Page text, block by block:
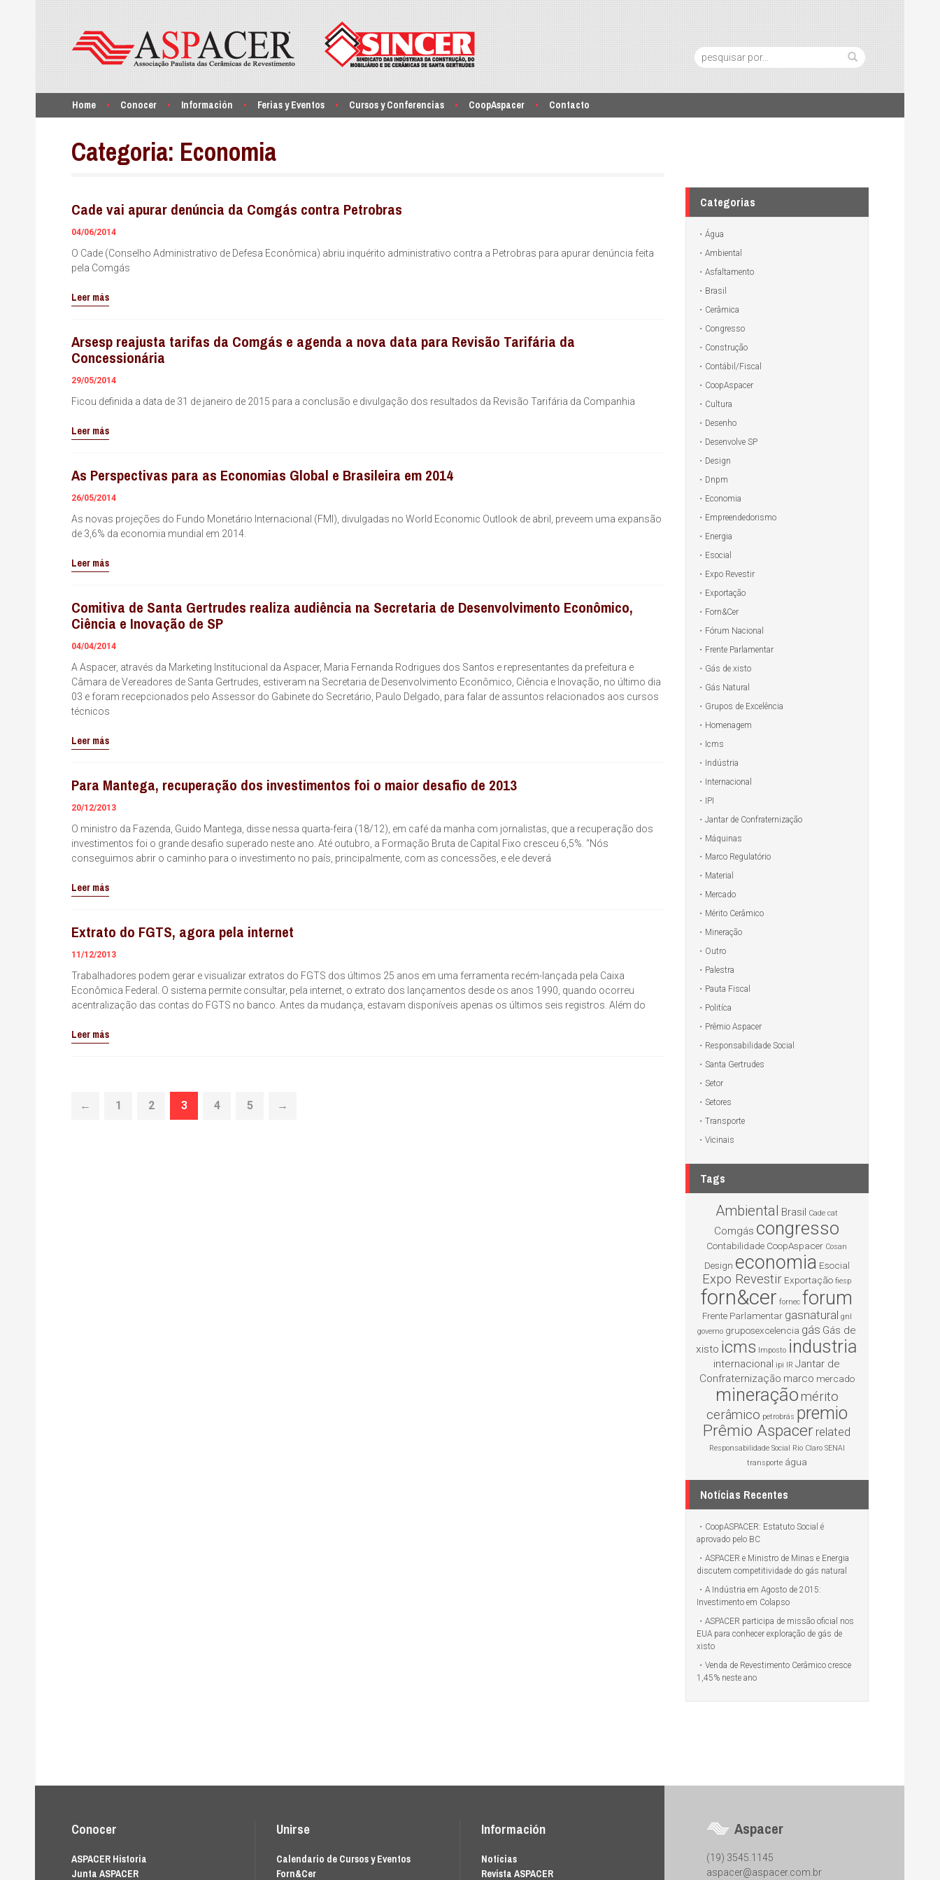
Home Conocer Información Ferias y Eventos Cursos y Conferencias CoopAspacer Contacto
Pesquisa:
Categoria: Economia
Cade vai apurar denúncia da Comgás contra Petrobras
04/06/2014
O Cade (Conselho Administrativo de Defesa Econômica) abriu inquérito administrativo contra a Petrobras para apurar denúncia feita
pela Comgás
Leer más
Arsesp reajusta tarifas da Comgás e agenda a nova data para Revisão Tarifária da
Concessionária
29/05/2014
Ficou definida a data de 31 de janeiro de 2015 para a conclusão e divulgação dos resultados da Revisão Tarifária da Companhia
Leer más
As Perspectivas para as Economias Global e Brasileira em 2014
26/05/2014
As novas projeções do Fundo Monetário Internacional (FMI), divulgadas no World Economic Outlook de abril, preveem uma expansão
de 3,6% da economia mundial em 2014.
Leer más
Comitiva de Santa Gertrudes realiza audiência na Secretaria de Desenvolvimento Econômico,
Ciência e Inovação de SP
04/04/2014
A Aspacer, através da Marketing Institucional da Aspacer, Maria Fernanda Rodrigues dos Santos e representantes da prefeitura e
Câmara de Vereadores de Santa Gertrudes, estiveram na Secretaria de Desenvolvimento Econômico, Ciência e Inovação, no último dia
03 e foram recepcionados pelo Assessor do Gabinete do Secretário, Paulo Delgado, para falar de assuntos relacionados aos cursos
técnicos
Leer más
Para Mantega, recuperação dos investimentos foi o maior desafio de 2013
20/12/2013
O ministro da Fazenda, Guido Mantega, disse nessa quarta-feira (18/12), em café da manha com jornalistas, que a recuperação dos
investimentos foi o grande desafio superado neste ano. Até outubro, a Formação Bruta de Capital Fixo cresceu 6,5%. “Nós
conseguimos abrir o caminho para o investimento no país, principalmente, com as concessões, e ele deverá
Leer más
Extrato do FGTS, agora pela internet
11/12/2013
Trabalhadores podem gerar e visualizar extratos do FGTS dos últimos 25 anos em uma ferramenta recém-lançada pela Caixa
Econômica Federal. O sistema permite consultar, pela internet, o extrato dos lançamentos desde os anos 1990, quando ocorreu
acentralização das contas do FGTS no banco. Antes da mudança, estavam disponíveis apenas os últimos seis registros. Além do
Leer más
← 1 2 3 4 5 →
Categorias
Água
Ambiental
Asfaltamento
Brasil
Cerâmica
Congresso
Construção
Contábil/Fiscal
CoopAspacer
Cultura
Desenho
Desenvolve SP
Design
Dnpm
Economia
Empreendedorismo
Energia
Esocial
Expo Revestir
Exportação
Forn&Cer
Fórum Nacional
Frente Parlamentar
Gás de xisto
Gás Natural
Grupos de Excelência
Homenagem
Icms
Indústria
Internacional
IPI
Jantar de Confraternização
Máquinas
Marco Regulatório
Material
Mercado
Mérito Cerâmico
Mineração
Outro
Palestra
Pauta Fiscal
Politíca
Prêmio Aspacer
Responsabilidade Social
Santa Gertrudes
Setor
Setores
Transporte
Vicinais
Tags
Ambiental Brasil Cade cat
Comgás congresso
Contabilidade CoopAspacer Cosan
Design economia Esocial
Expo Revestir Exportação fiesp
forn&cer fornec forum
Frente Parlamentar gasnatural gnl
governo gruposexcelencia gás Gás de
xisto icms Imposto industria
internacional ipi IR Jantar de
Confraternização marco mercado
mineração mérito
cerâmico petrobrás premio
Prêmio Aspacer related
Responsabilidade Social Rio Claro SENAI
transporte água
Notícias Recentes
CoopASPACER: Estatuto Social é
aprovado pelo BC
ASPACER e Ministro de Minas e Energia
discutem competitividade do gás natural
A Indústria em Agosto de 2015:
Investimento em Colapso
ASPACER participa de missão oficial nos
EUA para conhecer exploração de gás de
xisto
Venda de Revestimento Cerâmico cresce
1,45% neste ano
Conocer
ASPACER Historia
Junta ASPACER
Unirse
Calendario de Cursos y Eventos
Forn&Cer
Información
Notícias
Revista ASPACER
Aspacer
(19) 3545.1145
aspacer@aspacer.com.br